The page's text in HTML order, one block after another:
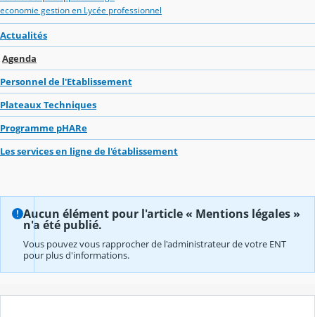
economie gestion en Lycée professionnel
Actualités
Agenda
Personnel de l'Etablissement
Plateaux Techniques
Programme pHARe
Les services en ligne de l'établissement
Aucun élément pour l'article « Mentions légales »
n'a été publié.
Vous pouvez vous rapprocher de l'administrateur de votre ENT
pour plus d'informations.